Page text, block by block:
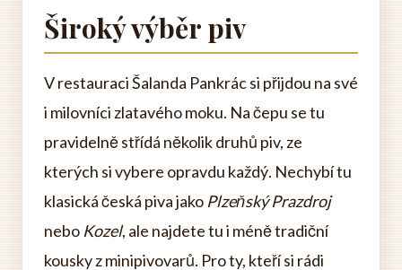
Široký výběr piv
V restauraci Šalanda Pankrác si přijdou na své
i milovníci zlatavého moku. Na čepu se tu
pravidelně střídá několik druhů piv, ze
kterých si vybere opravdu každý. Nechybí tu
klasická česká piva jako Plzeňský Prazdroj
nebo Kozel, ale najdete tu i méně tradiční
kousky z minipivovarů. Pro ty, kteří si rádi